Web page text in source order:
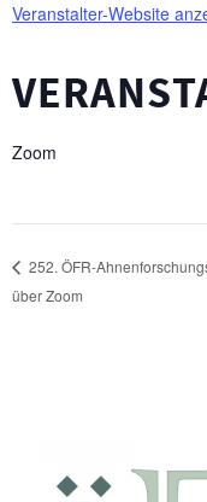
Zoom
Veranstalter-Website
252. ÖFR-
über Zoom